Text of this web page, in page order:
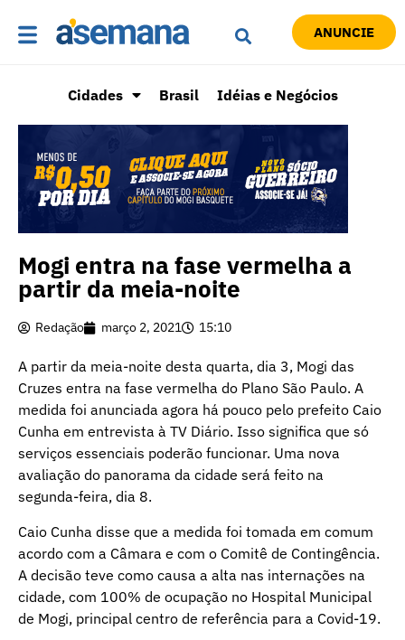
ANUNCIE
Cidades Brasil Idéias e Negócios
Mogi entra na fase vermelha a
partir da meia-noite
Redação março 2, 2021 15:10
A partir da meia-noite desta quarta, dia 3, Mogi das
Cruzes entra na fase vermelha do Plano São Paulo. A
medida foi anunciada agora há pouco pelo prefeito Caio
Cunha em entrevista à TV Diário. Isso significa que só
serviços essenciais poderão funcionar. Uma nova
avaliação do panorama da cidade será feito na
segunda-feira, dia 8.
Caio Cunha disse que a medida foi tomada em comum
acordo com a Câmara e com o Comitê de Contingência.
A decisão teve como causa a alta nas internações na
cidade, com 100% de ocupação no Hospital Municipal
de Mogi, principal centro de referência para a Covid-19.